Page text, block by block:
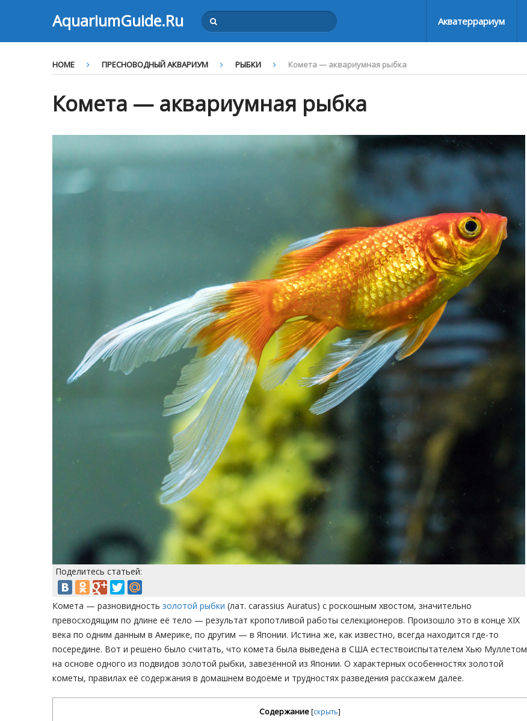
AquariumGuide.Ru Акватеррариум
HOME ПРЕСНОВОДНЫЙ АКВАРИУМ РЫБКИ Комета — аквариумная рыбка
Комета — аквариумная рыбка
Поделитесь статьей:
Комета — разновидность золотой рыбки (лат. carassius Auratus) с роскошным хвостом, значительно
превосходящим по длине её тело — результат кропотливой работы селекционеров. Произошло это в конце XIX
века по одним данным в Америке, по другим — в Японии. Истина же, как известно, всегда находится где-то
посередине. Вот и решено было считать, что комета была выведена в США естествоиспытателем Хью Муллетом
на основе одного из подвидов золотой рыбки, завезённой из Японии. О характерных особенностях золотой
кометы, правилах её содержания в домашнем водоёме и трудностях разведения расскажем далее.
Содержание [скрыть]